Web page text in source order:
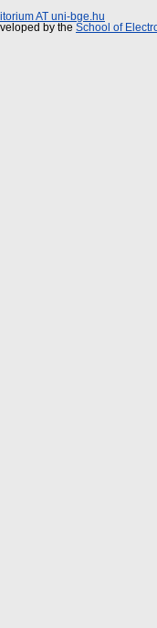
AT uni-bge.hu
by the School of